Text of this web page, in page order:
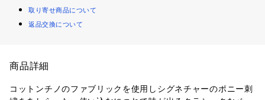
取り寄せ商品について
返品交換について
商品詳細
コットンチノのファブリックを使用しシグネチャーのポニー刺